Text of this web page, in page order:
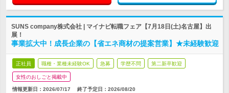
SUNS company株式会社 | マイナビ転職フェア【7月18日(土)名古屋】出
展！
事業拡大中！成長企業の【省エネ商材の提案営業】★未経験歓迎
正社員 職種・業種未経験OK 急募 学歴不問 第二新卒歓迎
女性のおしごと掲載中
情報更新日：2026/07/17 終了予定日： 2026/08/20